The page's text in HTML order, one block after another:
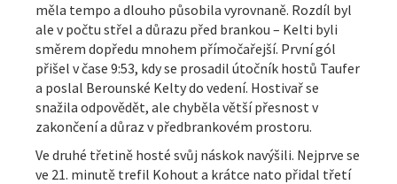
měla tempo a dlouho působila vyrovnaně. Rozdíl byl
ale v počtu střel a důrazu před brankou – Kelti byli
směrem dopředu mnohem přímočařejší. První gól
přišel v čase 9:53, kdy se prosadil útočník hostů Taufer
a poslal Berounské Kelty do vedení. Hostivař se
snažila odpovědět, ale chyběla větší přesnost v
zakončení a důraz v předbrankovém prostoru.
Ve druhé třetině hosté svůj náskok navýšili. Nejprve se
ve 21. minutě trefil Kohout a krátce nato přidal třetí